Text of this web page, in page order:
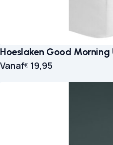
Hoeslaken Good Morning
Vanaf€ 19,95